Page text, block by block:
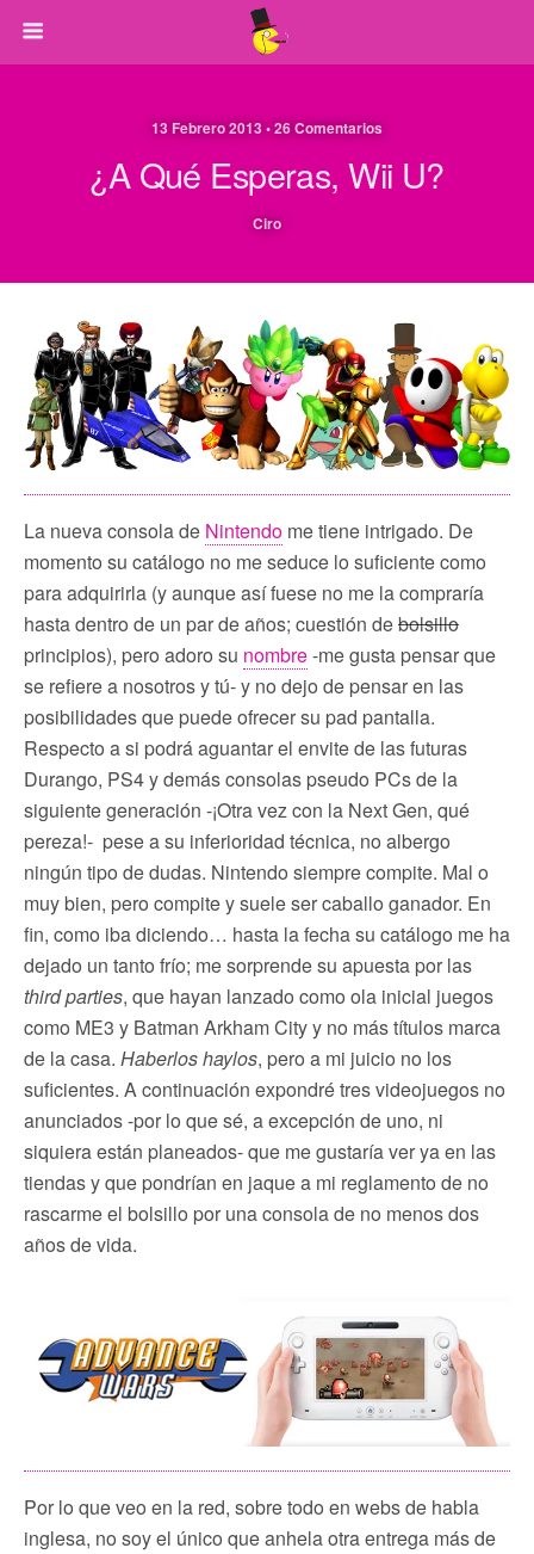
13 Febrero 2013 • 26 Comentarios
¿A Qué Esperas, Wii U?
Ciro
La nueva consola de Nintendo me tiene intrigado. De
momento su catálogo no me seduce lo suficiente como
para adquirirla (y aunque así fuese no me la compraría
hasta dentro de un par de años; cuestión debolsillo
principios), pero adoro su nombre-me gusta pensar que
se refiere a nosotros y tú- y no dejo de pensar en las
posibilidades que puede ofrecer su pad pantalla.
Respecto a si podrá aguantar el envite de las futuras
Durango, PS4 y demás consolas pseudo PCs de la
siguiente generación -¡Otra vez con la Next Gen, qué
pereza!- pese a su inferioridad técnica, no albergo
ningún tipo de dudas. Nintendo siempre compite. Mal o
muy bien, pero compite y suele ser caballo ganador. En
fin, como iba diciendo… hasta la fecha su catálogo me ha
dejado un tanto frío; me sorprende su apuesta por las
third parties, que hayan lanzado como ola inicial juegos
como ME3 y Batman Arkham City y no más títulos marca
de la casa. Haberlos haylos, pero a mi juicio no los
suficientes. A continuación expondré tres videojuegos no
anunciados -por lo que sé, a excepción de uno, ni
siquiera están planeados- que me gustaría ver ya en las
tiendas y que pondrían en jaque a mi reglamento de no
rascarme el bolsillo por una consola de no menos dos
años de vida.
Por lo que veo en la red, sobre todo en webs de habla
inglesa, no soy el único que anhela otra entrega más de